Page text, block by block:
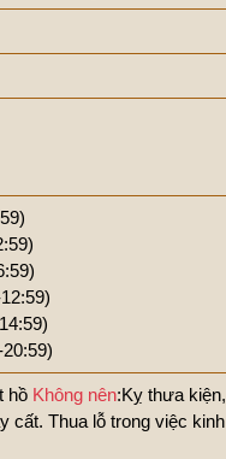
hồ Không nên:Kỵ thưa kiện,
cất. Thua lỗ trong việc kinh